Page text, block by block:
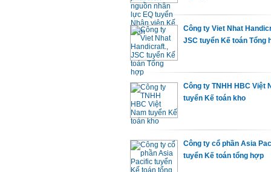
Công ty Viet Nhat
JSC tuyển Kế toán Tổng
Công ty TNHH HBC Việt
tuyển Kế toán kho
Công ty cổ phần Asia
tuyển Kế toán tổng hợp